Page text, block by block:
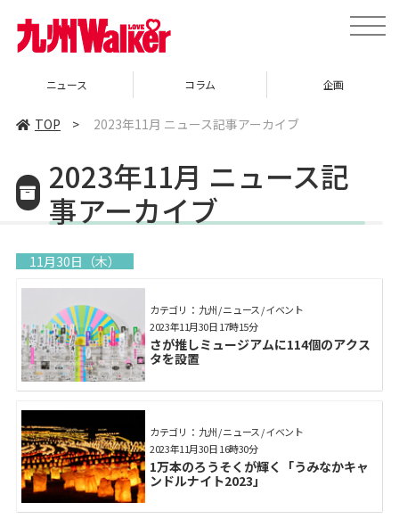
toggle
コラム 企画 イベント
TOP > 2023年11月 ニュース記事アーカイブ
2023年11月 ニュース記
事アーカイブ
11月30日（木）
カテゴリ： 九州 / ニュース / イベント
さが推しミュージアムに114個のアクス
タを設置
2023年11月30日 17時15分
カテゴリ： 九州 / ニュース / イベント
1万本のろうそくが輝く「うみなかキャ
ンドルナイト2023」
2023年11月30日 16時30分